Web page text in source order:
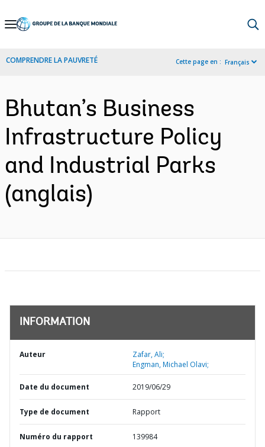
Skip
Navigation
COMPRENDRE LA PAUVRETÉ Cette page en : Français
Bhutan’s Business
Infrastructure Policy
and Industrial Parks
(anglais)
INFORMATION
Auteur
Zafar, Ali;
Engman, Michael Olavi;
Date du document 2019/06/29
Type de document Rapport
Numéro du rapport 139984